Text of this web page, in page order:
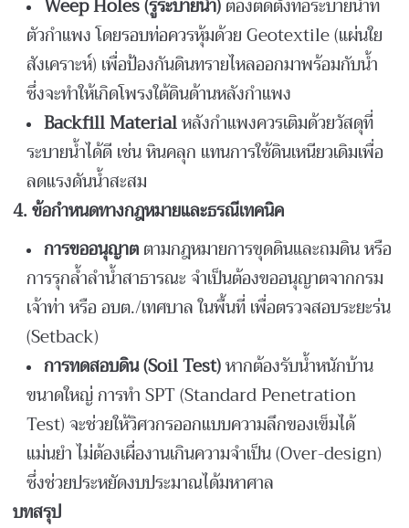
Weep Holes (รูระบายน้ำ)ต้องติดตั้งท่อระบายน้ำที่
ตัวกำแพง โดยรอบท่อควรหุ้มด้วย Geotextile (แผ่นใย
สังเคราะห์) เพื่อป้องกันดินทรายไหลออกมาพร้อมกับน้ำ
ซึ่งจะทำให้เกิดโพรงใต้ดินด้านหลังกำแพง
Backfill Materialหลังกำแพงควรเติมด้วยวัสดุที่
ระบายน้ำได้ดี เช่น หินคลุก แทนการใช้ดินเหนียวเดิมเพื่อ
ลดแรงดันน้ำสะสม
4.ข้อกำหนดทางกฎหมายและธรณีเทคนิค
การขออนุญาตตามกฎหมายการขุดดินและถมดิน หรือ
การรุกล้ำลำน้ำสาธารณะ จำเป็นต้องขออนุญาตจากกรม
เจ้าท่า หรือ อบต./เทศบาล ในพื้นที่ เพื่อตรวจสอบระยะร่น
(Setback)
การทดสอบดิน (Soil Test)หากต้องรับน้ำหนักบ้าน
ขนาดใหญ่ การทำ SPT (Standard Penetration
Test) จะช่วยให้วิศวกรออกแบบความลึกของเข็มได้
แม่นยำ ไม่ต้องเผื่องานเกินความจำเป็น (Over-design)
ซึ่งช่วยประหยัดงบประมาณได้มหาศาล
บทสรุป